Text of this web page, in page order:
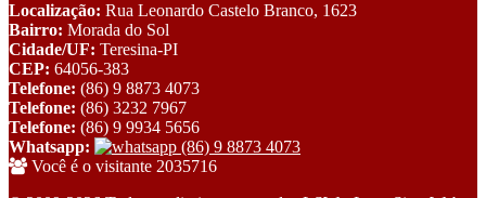
Localização: Rua Leonardo Castelo Branco, 1623
Bairro: Morada do Sol
Cidade/UF: Teresina-PI
CEP: 64056-383
Telefone: (86) 9 8873 4073
Telefone: (86) 3232 7967
Telefone: (86) 9 9934 5656
Whatsapp:
(86) 9 8873 4073
Você é o visitante 2035716